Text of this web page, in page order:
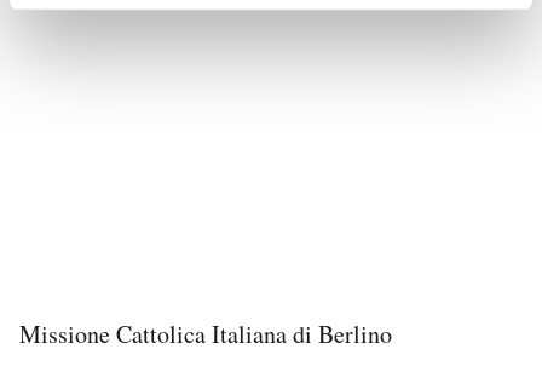
Missione Cattolica Italiana di Berlino